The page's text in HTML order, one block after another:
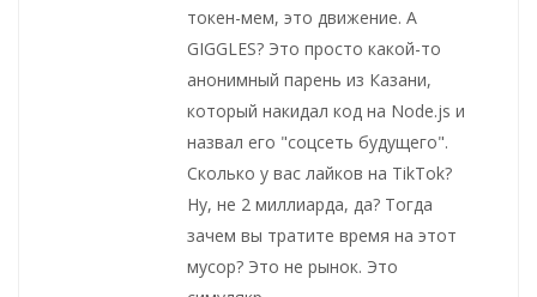
токен-мем, это движение. А
GIGGLES? Это просто какой-то
анонимный парень из Казани,
который накидал код на Node.js и
назвал его "соцсеть будущего".
Сколько у вас лайков на TikTok?
Ну, не 2 миллиарда, да? Тогда
зачем вы тратите время на этот
мусор? Это не рынок. Это